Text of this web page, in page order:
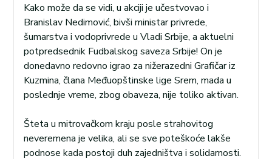
Kako može da se vidi, u akciji je učestvovao i
Branislav Nedimović, bivši ministar privrede,
šumarstva i vodoprivrede u Vladi Srbije, a aktuelni
potpredsednik Fudbalskog saveza Srbije! On je
donedavno redovno igrao za nižerazedni Grafičar iz
Kuzmina, člana Međuopštinske lige Srem, mada u
poslednje vreme, zbog obaveza, nije toliko aktivan.
Šteta u mitrovačkom kraju posle strahovitog
neveremena je velika, ali se sve poteškoće lakše
podnose kada postoji duh zajedništva i solidarnosti.